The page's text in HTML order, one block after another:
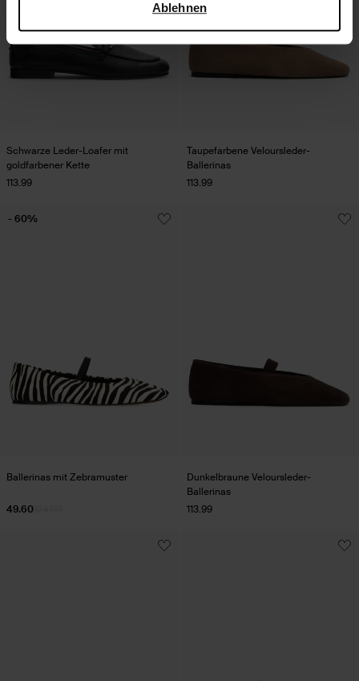
Ablehnen
Schwarze Leder-Loafer mit
goldfarbener Kette
113.99
Taupefarbene Veloursleder-
Ballerinas
113.99
Ballerinas mit Zebramuster
49.60
- 60%
Dunkelbraune Veloursleder-
Ballerinas
113.99